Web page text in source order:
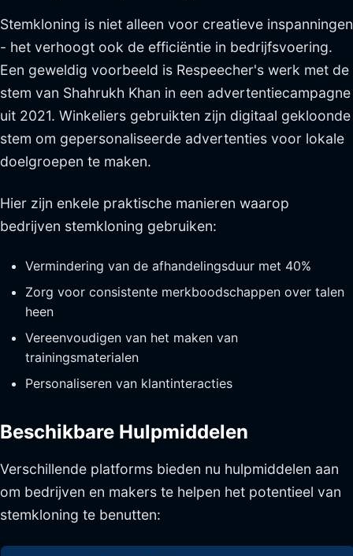
Stemkloning is niet alleen voor creatieve inspanningen
- het verhoogt ook de efficiëntie in bedrijfsvoering.
Een geweldig voorbeeld is Respeecher's werk met de
stem van Shahrukh Khan in een advertentiecampagne
uit 2021. Winkeliers gebruikten zijn digitaal gekloonde
stem om gepersonaliseerde advertenties voor lokale
doelgroepen te maken.
Hier zijn enkele praktische manieren waarop
bedrijven stemkloning gebruiken:
Vermindering van de afhandelingsduur met 40%
Zorg voor consistente merkboodschappen over talen
heen
Vereenvoudigen van het maken van
trainingsmaterialen
Personaliseren van klantinteracties
Beschikbare Hulpmiddelen
Verschillende platforms bieden nu hulpmiddelen aan
om bedrijven en makers te helpen het potentieel van
stemkloning te benutten: